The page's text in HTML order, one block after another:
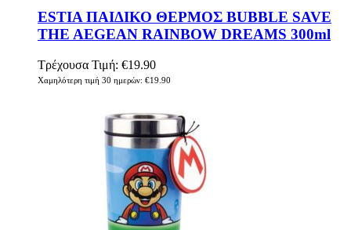
ESTIA ΠΑΙΔΙΚΟ ΘΕΡΜΟΣ BUBBLE SAVE
THE AEGEAN RAINBOW DREAMS 300ml
Τρέχουσα Τιμή: €19.90
Χαμηλότερη τιμή 30 ημερών: €19.90